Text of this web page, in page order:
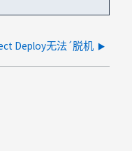
Deploy无法´脱机